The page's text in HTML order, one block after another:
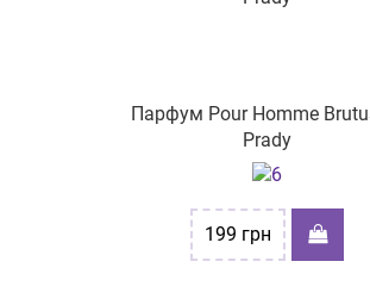
вул. Руська 16
пр-т Григоренка, буд. 28
вул. Степана Бандери, буд. 60
вул. Городоцька, буд.167
Парфум Pour Homme
Prady
199 грн